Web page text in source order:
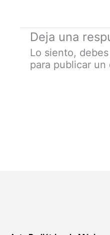
Deja una
Lo siento,
para publicar un